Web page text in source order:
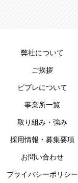
弊社について
ご挨拶
ビブレについて
事業所一覧
取り組み・強み
採用情報・募集要項
お問い合わせ
プライバシーポリシー